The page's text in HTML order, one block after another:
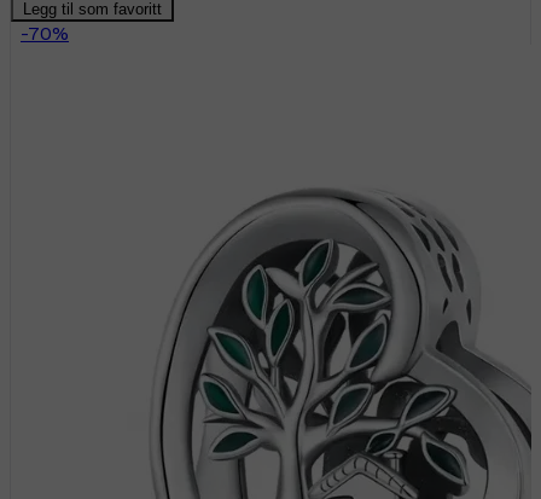
Legg til som favoritt
-70%